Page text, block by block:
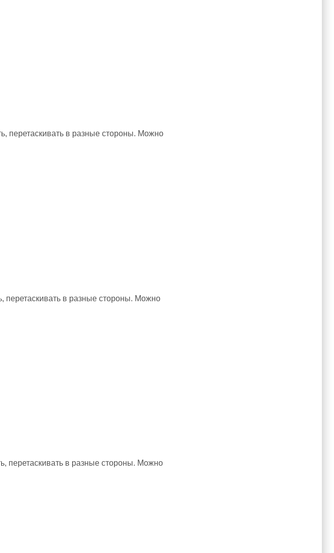
перетаскивать в разные стороны. Можно
перетаскивать в разные стороны. Можно
перетаскивать в разные стороны. Можно